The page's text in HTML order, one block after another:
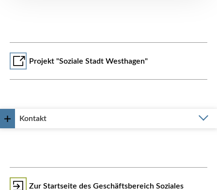
Projekt "Soziale Stadt Westhagen"
Kontakt
Zur Startseite des Geschäftsbereich Soziales